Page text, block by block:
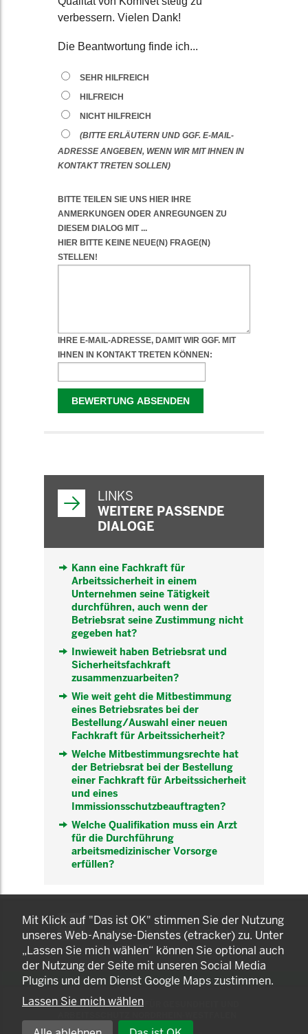
LINKS
WEITERE PASSENDE
DIALOGE
Kann eine Fachkraft für
Arbeitssicherheit in einem
Unternehmen seine Tätigkeit
durchführen, auch wenn der
Betriebsrat seine Zustimmung nicht
gegeben hat?
Inwieweit haben Betriebsrat und
Sicherheitsfachkraft
zusammenzuarbeiten?
Wie weit geht die Mitbestimmung
eines Betriebsrates bei der
Bestellung/Auswahl einer neuen
Fachkraft für Arbeitssicherheit?
Welche Mitbestimmungsrechte hat
der Betriebsrat bei der Bestellung
einer Fachkraft für Arbeitssicherheit
und eines
Immissionsschutzbeauftragten?
Welche Qualifikation muss ein Arzt
für die Durchführung
arbeitsmedizinischer Vorsorge
erfüllen?
KOMNET
GUT BERATEN. GESUND
ARBEITEN.
© 2025 LANDESAMT FÜR GESUNDHEIT UND
Mit Klick auf "Das ist OK" stimmen Sie der Nutzung
unseres Web-Analyse-Dienstes (etracker) zu. Unter
„Lassen Sie mich wählen“ können Sie optional auch
der Nutzung der Seite mit unseren Social Media
Plugins und dem Dienst Google Maps zustimmen.
Lassen Sie mich wählen